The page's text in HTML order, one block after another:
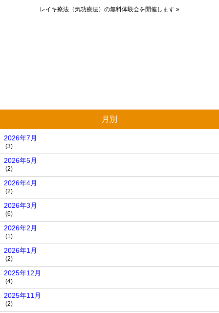
レイキ療法（気功療法）の無料体験会を開催します »
月別
2026年7月
(3)
2026年5月
(2)
2026年4月
(2)
2026年3月
(6)
2026年2月
(1)
2026年1月
(2)
2025年12月
(4)
2025年11月
(2)